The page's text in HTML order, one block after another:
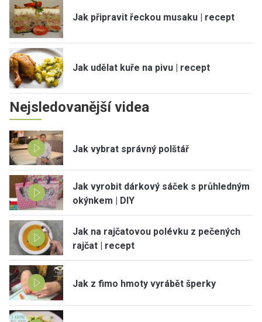
Jak připravit řeckou musaku | recept
Jak udělat kuře na pivu | recept
Nejsledovanější videa
Jak vybrat správný polštář
Jak vyrobit dárkový sáček s průhledným
okýnkem | DIY
Jak na rajčatovou polévku z pečených
rajčat | recept
Jak z fimo hmoty vyrábět šperky